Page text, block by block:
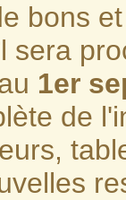
bons
sera
1er
de